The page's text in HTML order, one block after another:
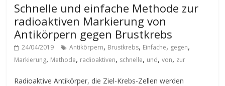
Schnelle und einfache Methode zur
radioaktiven Markierung von
Antikörpern gegen Brustkrebs
24/04/2019 Antikörpern, Brustkrebs, Einfache, gegen,
Markierung, Methode, radioaktiven, schnelle, und,von, zur
Radioaktive Antikörper, die Ziel-Krebs-Zellen werden